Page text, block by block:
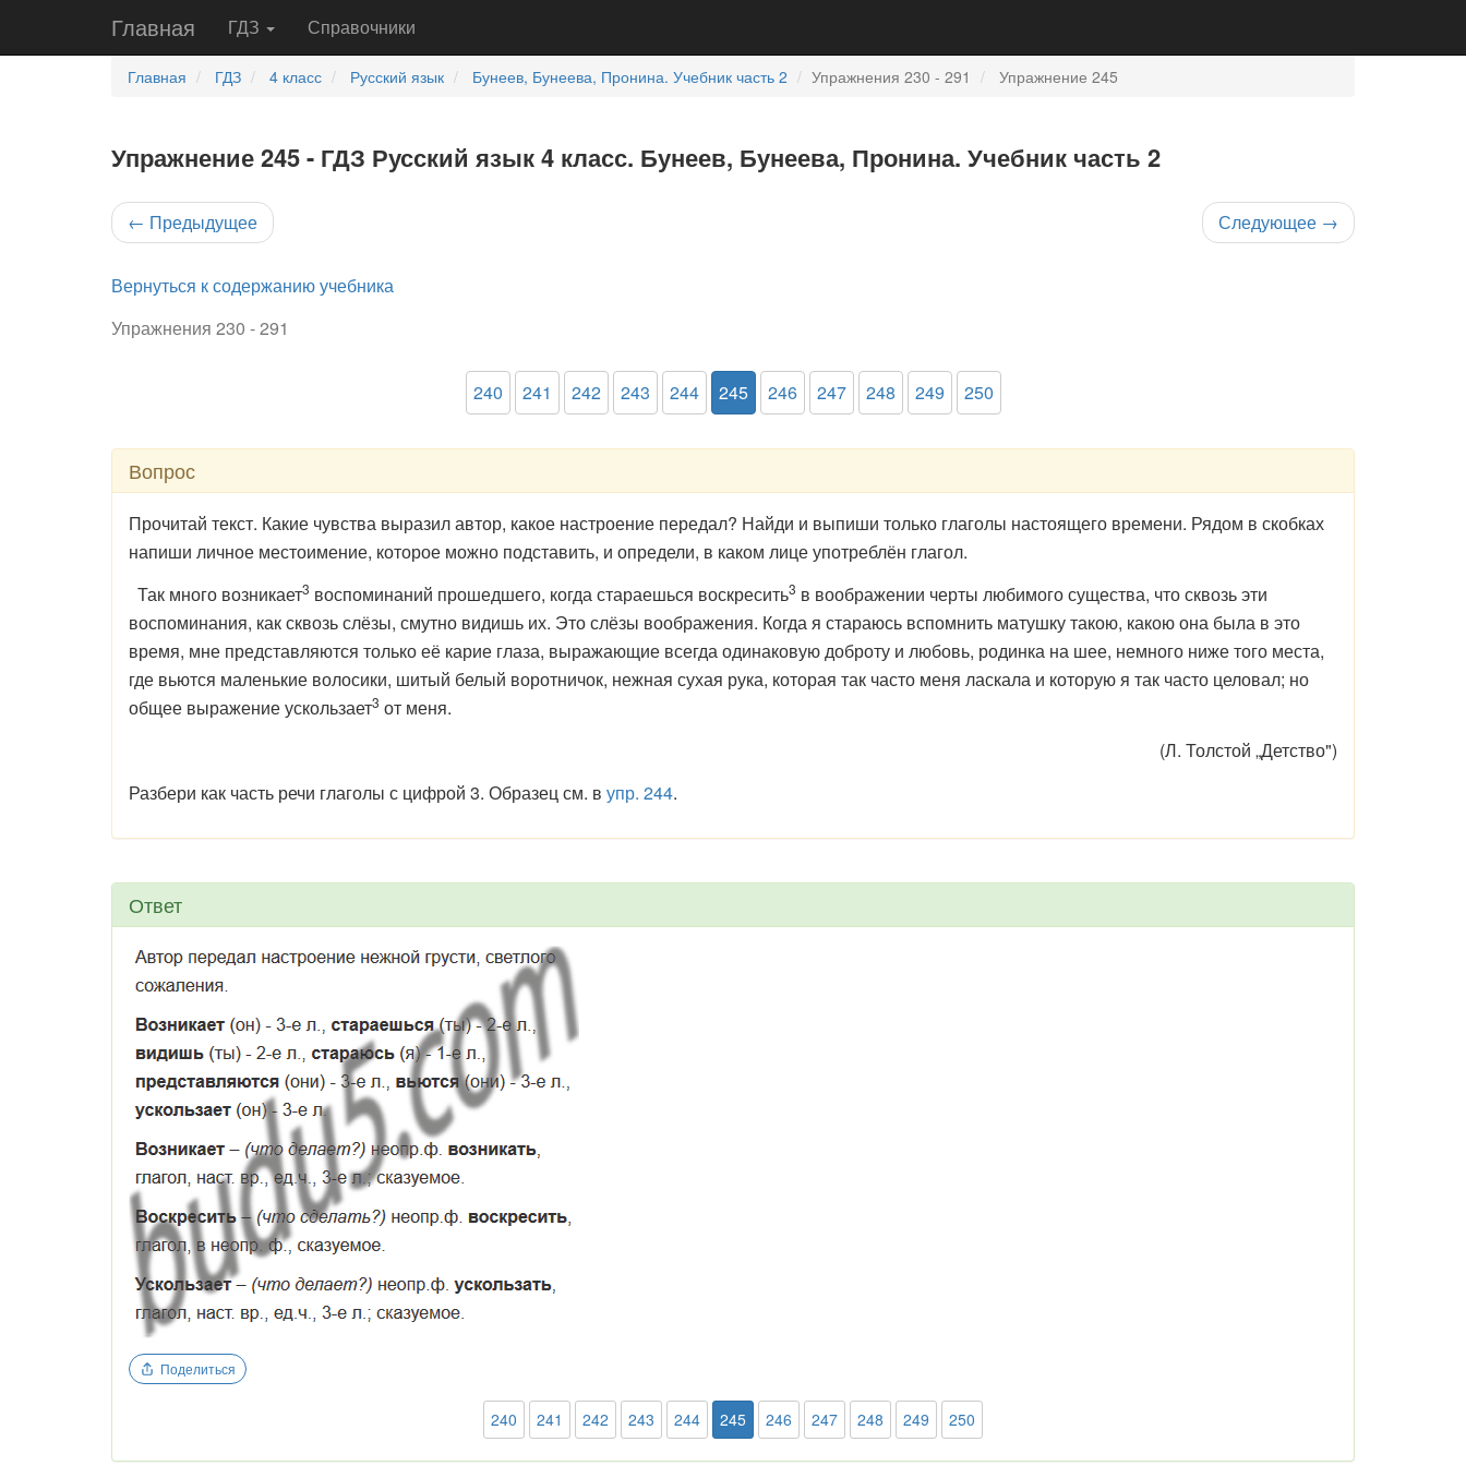
Главная ГДЗ Справочники
Главная ГДЗ 4 класс Русский язык Бунеев, Бунеева, Пронина. Учебник часть 2 Упражнения 230 - 291 Упражнение 245
Упражнение 245 - ГДЗ Русский язык 4 класс. Бунеев, Бунеева, Пронина. Учебник часть 2
← Предыдущее Следующее →
Вернуться к содержанию учебника
Упражнения 230 - 291
240 241 242 243 244 245 246 247 248 249 250
Вопрос
Прочитай текст. Какие чувства выразил автор, какое настроение передал? Найди и выпиши только глаголы настоящего времени. Рядом в скобках
напиши личное местоимение, которое можно подставить, и определи, в каком лице употреблён глагол.
Так много возникает3 воспоминаний прошедшего, когда стараешься воскресить3 в воображении черты любимого существа, что сквозь эти
воспоминания, как сквозь слёзы, смутно видишь их. Это слёзы воображения. Когда я стараюсь вспомнить матушку такою, какою она была в это
время, мне представляются только её карие глаза, выражающие всегда одинаковую доброту и любовь, родинка на шее, немного ниже того места,
где вьются маленькие волосики, шитый белый воротничок, нежная сухая рука, которая так часто меня ласкала и которую я так часто целовал; но
общее выражение ускользает3 от меня.
(Л. Толстой „Детство")
Разбери как часть речи глаголы с цифрой 3. Образец см. в упр. 244.
Ответ
Поделиться
240 241 242 243 244 245 246 247 248 249 250